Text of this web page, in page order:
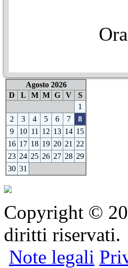
Agosto 2026
D
L M M G V
S
1
2
3 4 5 6 7
8
9
10 11 12 13 14 15
16 17 18 19 20 21
22
23 24 25 26 27 28 29
30 31
Copyright ©
diritti riservati.
Note legali